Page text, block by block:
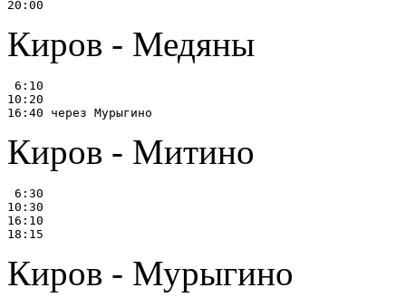
Киров - Медяны
6:10
10:20
Киров - Митино
6:30
10:30
16:10
Киров - Мурыгино